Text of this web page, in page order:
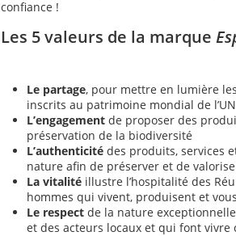
confiance !
Les 5 valeurs de la marque
Le partage, pour mettre en lumière
inscrits au patrimoine mondial de
L’engagement de proposer des
préservation de la biodiversité
L’authenticité des produits, services
nature afin de préserver et de
La vitalité illustre l’hospitalité des
hommes qui vivent, produisent et
Le respect de la nature
et des acteurs locaux et qui font vivre